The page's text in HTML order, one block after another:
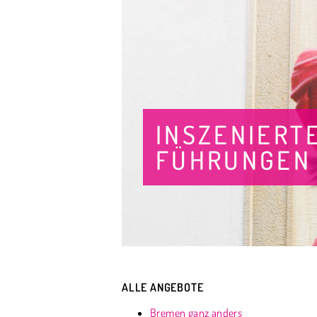
FÜHRUNGEN
ALLE ANGEBOTE
Bremen ganz anders